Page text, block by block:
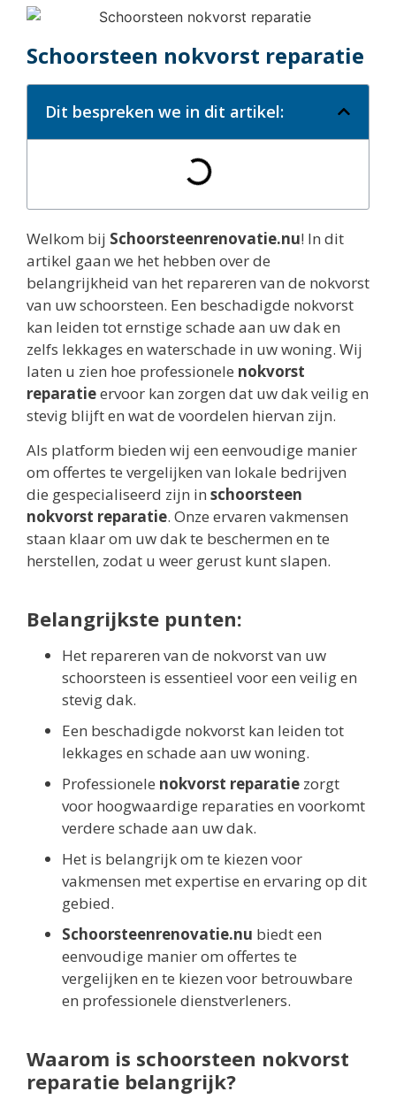
Schoorsteen nokvorst reparatie
Dit bespreken we in dit artikel:
Welkom bij Schoorsteenrenovatie.nu! In dit
artikel gaan we het hebben over de
belangrijkheid van het repareren van de nokvorst
van uw schoorsteen. Een beschadigde nokvorst
kan leiden tot ernstige schade aan uw dak en
zelfs lekkages en waterschade in uw woning. Wij
laten u zien hoe professionele nokvorst
reparatieervoor kan zorgen dat uw dak veilig en
stevig blijft en wat de voordelen hiervan zijn.
Als platform bieden wij een eenvoudige manier
om offertes te vergelijken van lokale bedrijven
die gespecialiseerd zijn in schoorsteen
nokvorst reparatie. Onze ervaren vakmensen
staan klaar om uw dak te beschermen en te
herstellen, zodat u weer gerust kunt slapen.
Belangrijkste punten:
Het repareren van de nokvorst van uw
schoorsteen is essentieel voor een veilig en
stevig dak.
Een beschadigde nokvorst kan leiden tot
lekkages en schade aan uw woning.
Professionele nokvorst reparatie zorgt
voor hoogwaardige reparaties en voorkomt
verdere schade aan uw dak.
Het is belangrijk om te kiezen voor
vakmensen met expertise en ervaring op dit
gebied.
Schoorsteenrenovatie.nu biedt een
eenvoudige manier om offertes te
vergelijken en te kiezen voor betrouwbare
en professionele dienstverleners.
Waarom is schoorsteen nokvorst
reparatie belangrijk?